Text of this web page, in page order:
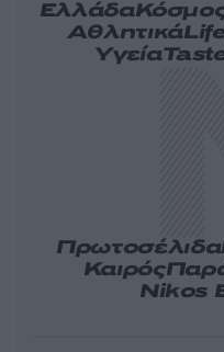
Ελλάδα
Αθλητικά
Υγεία
Πρωτοσέλιδα
Καιρός
Nikos